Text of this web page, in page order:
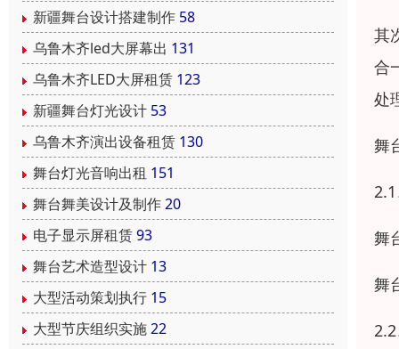
新疆舞台设计搭建制作 58
乌鲁木齐led大屏幕出 131
乌鲁木齐LED大屏租赁 123
新疆舞台灯光设计 53
乌鲁木齐演出设备租赁 130
舞台灯光音响出租 151
舞台舞美设计及制作20
电子显示屏租赁93
舞台艺术造型设计 13
大型活动策划执行 15
大型节庆组织实施22
其
合
处
舞
舞
舞